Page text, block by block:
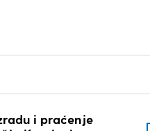
i praćenje